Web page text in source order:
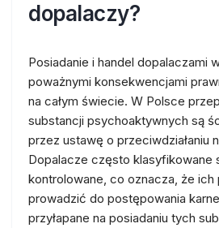
dopalaczy?
Posiadanie i handel dopalaczami
poważnymi konsekwencjami
na całym świecie. W Polsce
substancji psychoaktywnych są
przez ustawę o przeciwdziałaniu
Dopalacze często klasyfikowane
kontrolowane, co oznacza, że ich
prowadzić do postępowania
przyłapane na posiadaniu tych